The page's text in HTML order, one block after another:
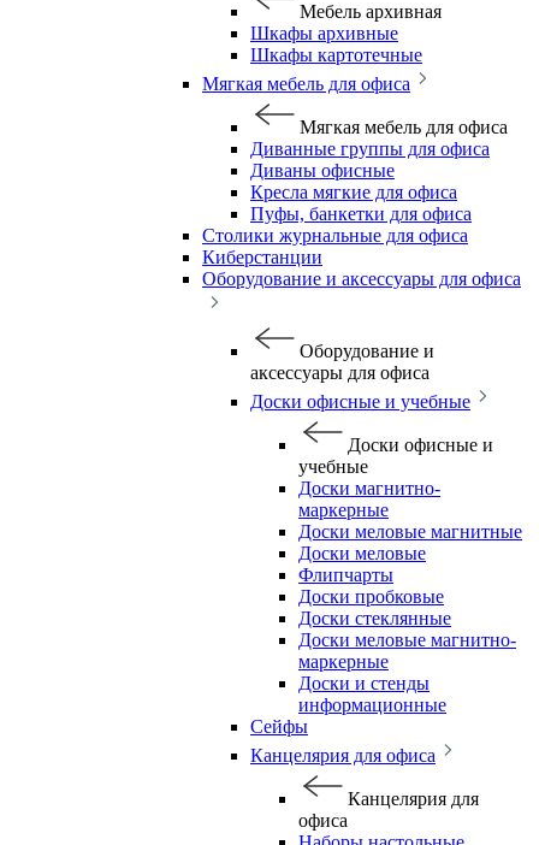
Мебель архивная
Шкафы архивные
Шкафы картотечные
Мягкая мебель для офиса
Мягкая мебель для офиса
Диванные группы для офиса
Диваны офисные
Кресла мягкие для офиса
Пуфы, банкетки для офиса
Столики журнальные для офиса
Киберстанции
Оборудование и аксессуары для офиса
Оборудование и
аксессуары для офиса
Доски офисные и учебные
Доски офисные и
учебные
Доски магнитно-
маркерные
Доски меловые магнитные
Доски меловые
Флипчарты
Доски пробковые
Доски стеклянные
Доски меловые магнитно-
маркерные
Доски и стенды
информационные
Сейфы
Канцелярия для офиса
Канцелярия для
офиса